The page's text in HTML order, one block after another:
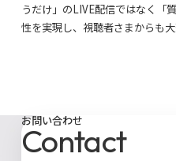
うだけ」のLIVE配信ではなく「
性を実現し、視聴者さまからも
お問い合わせ
Contact